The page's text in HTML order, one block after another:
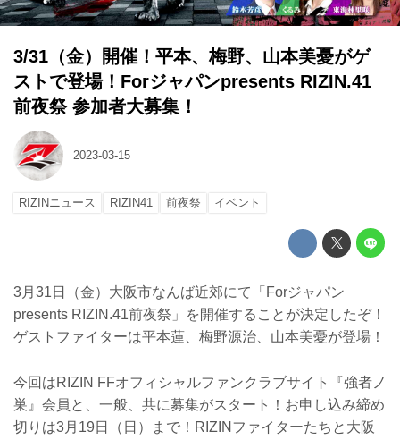
3/31（金）開催！平本、梅野、山本美憂がゲ
ストで登場！Forジャパンpresents RIZIN.41
前夜祭 参加者大募集！
2023-03-15
RIZINニュース RIZIN41 前夜祭 イベント
3月31日（金）大阪市なんば近郊にて「Forジャパン
presents RIZIN.41前夜祭」を開催することが決定したぞ！
ゲストファイターは平本蓮、梅野源治、山本美憂が登場！
今回はRIZIN FFオフィシャルファンクラブサイト『強者ノ
巣』会員と、一般、共に募集がスタート！お申し込み締め
切りは3月19日（日）まで！RIZINファイターたちと大阪